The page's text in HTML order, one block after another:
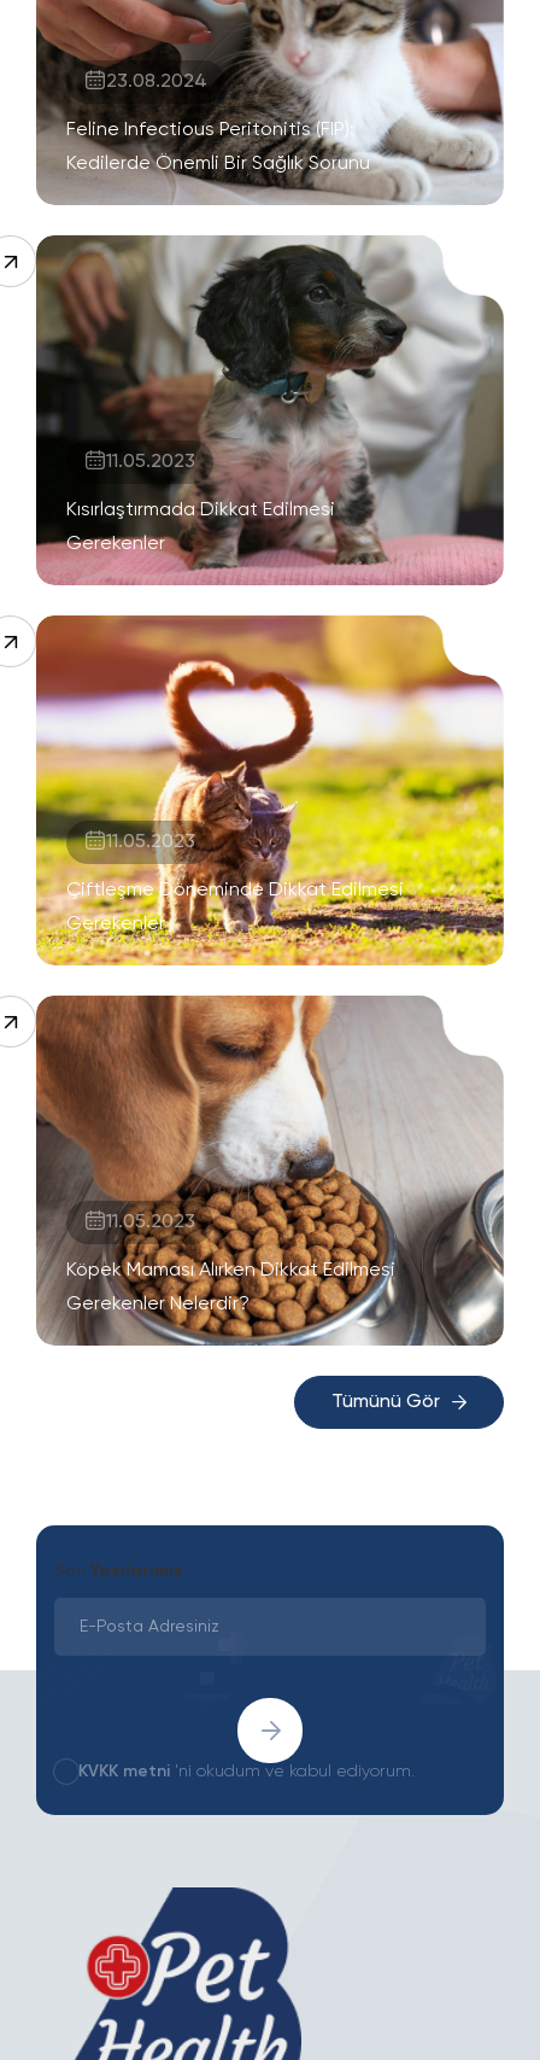
23.08.2024
Feline Infectious Peritonitis (FIP):
Kedilerde Önemli Bir Sağlık Sorunu
11.05.2023
Kısırlaştırmada Dikkat Edilmesi
Gerekenler
11.05.2023
Çiftleşme Döneminde Dikkat Edilmesi
Gerekenler
11.05.2023
Köpek Maması Alırken Dikkat Edilmesi
Gerekenler Nelerdir?
Tümünü Gör
Son Yazılarımız
KVKK metni 'ni okudum ve kabul ediyorum.